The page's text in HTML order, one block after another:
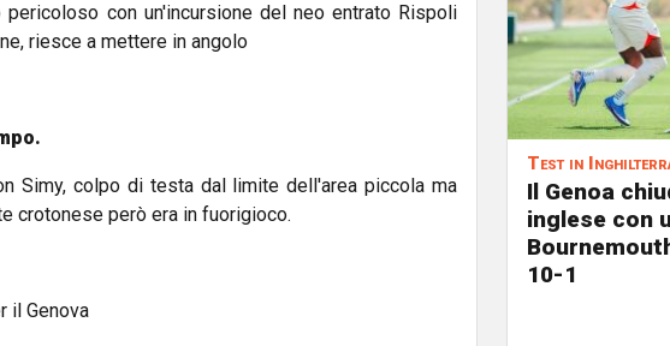
pericoloso con un'incursione del neo entrato Rispoli
riesce a mettere in angolo
Simy, colpo di testa dal limite dell'area piccola ma
crotonese però era in fuorigioco.
il Genova
Test in
Il Genoa
inglese con
10-1